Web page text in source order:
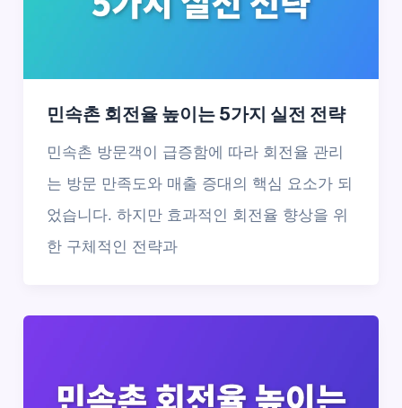
민속촌 회전율 높이는 5가지 실전 전략
민속촌 방문객이 급증함에 따라 회전율 관리
는 방문 만족도와 매출 증대의 핵심 요소가 되
었습니다. 하지만 효과적인 회전율 향상을 위
한 구체적인 전략과